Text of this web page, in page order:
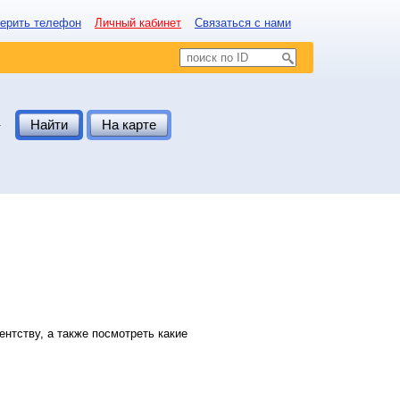
телефон Личный кабинет Связаться с нами
Найти На карте
а также посмотреть какие